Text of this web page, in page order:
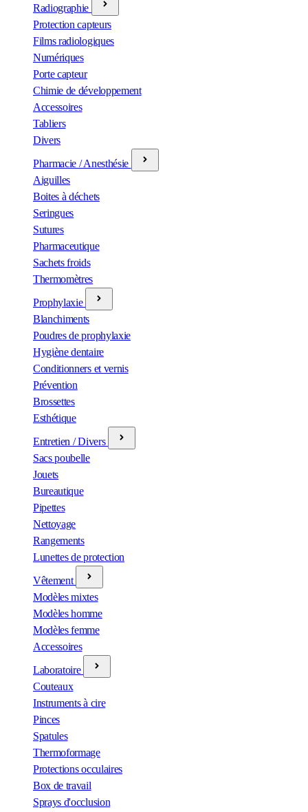
Radiographie
Protection capteurs
Films radiologiques
Numériques
Porte capteur
Chimie de développement
Accessoires
Tabliers
Divers
Pharmacie / Anesthésie
Aiguilles
Boites à déchets
Seringues
Sutures
Pharmaceutique
Sachets froids
Thermomètres
Prophylaxie
Blanchiments
Poudres de prophylaxie
Hygiène dentaire
Conditionners et vernis
Prévention
Brossettes
Esthétique
Entretien / Divers
Sacs poubelle
Jouets
Bureautique
Pipettes
Nettoyage
Rangements
Lunettes de protection
Vêtement
Modèles mixtes
Modèles homme
Modèles femme
Accessoires
Laboratoire
Couteaux
Instruments à cire
Pinces
Spatules
Thermoformage
Protections occulaires
Box de travail
Sprays d'occlusion